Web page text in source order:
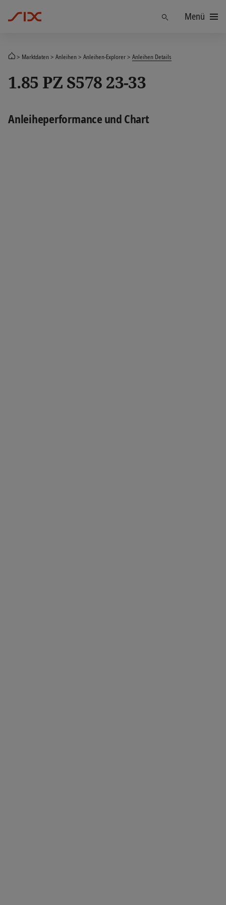
FindenMenü
Marktdaten Anleihen Anleihen-Explorer Anleihen Details
1.85 PZ S578 23-33
Anleiheperformance und Chart